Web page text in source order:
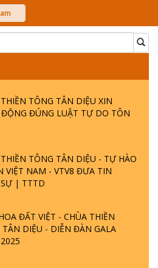
TÔNG TÂN DIỆU XIN
ĐỘNG ĐÚNG LUẬT TỰ DO TÔN
TÔNG TÂN DIỆU - TỰ HÀO
VIỆT NAM - VTV8 ĐƯA TIN
| TTTD
ĐẤT VIỆT - CHÙA THIỀN
TÂN DIỆU - DIỄN ĐÀN GALA